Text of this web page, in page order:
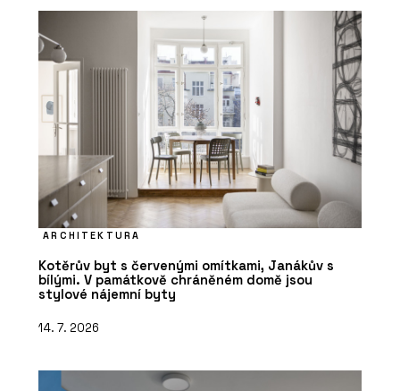
ARCHITEKTURA
Kotěrův byt s červenými omítkami, Janákův s
bílými. V památkově chráněném domě jsou
stylové nájemní byty
14. 7. 2026